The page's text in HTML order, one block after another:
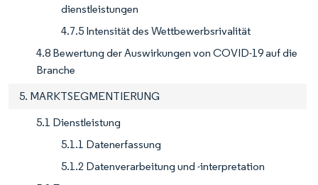
dienstleistungen
4.7.5 Intensität des Wettbewerbsrivalität
4.8 Bewertung der Auswirkungen von COVID-19 auf die
Branche
5. MARKTSEGMENTIERUNG
5.1 Dienstleistung
5.1.1 Datenerfassung
5.1.2 Datenverarbeitung und -interpretation